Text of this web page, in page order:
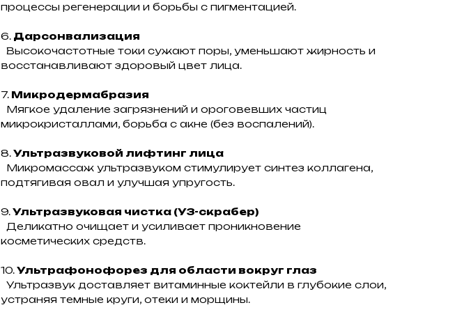
процессы регенерации и борьбы с пигментацией.
6. Дарсонвализация
Высокочастотные токи сужают поры, уменьшают жирность и
восстанавливают здоровый цвет лица.
7. Микродермабразия
Мягкое удаление загрязнений и ороговевших частиц
микрокристаллами, борьба с акне (без воспалений).
8.Ультразвуковой лифтинг лица
Микромассаж ультразвуком стимулирует синтез коллагена,
подтягивая овал и улучшая упругость.
9.Ультразвуковая чистка (УЗ-скрабер)
Деликатно очищает и усиливает проникновение
косметических средств.
10.Ультрафонофорез для области вокруг глаз
Ультразвук доставляет витаминные коктейли в глубокие слои,
устраняя темные круги, отеки и морщины.